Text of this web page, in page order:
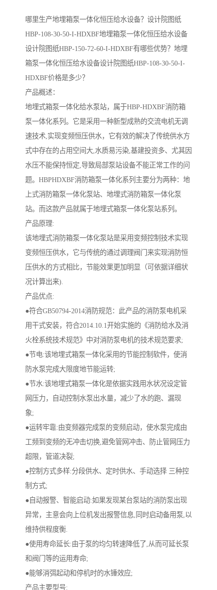
哪里生产地埋箱泵一体化恒压给水设备？设计院图纸
HBP-108-30-50-I-HDXBF地埋箱泵一体化恒压给水设备
设计院图纸HBP-150-72-60-I-HDXBF有哪些优势？地埋
箱泵一体化恒压给水设备设计院图纸HBP-108-30-50-I-
HDXBF价格是多少？
产品概述：
地埋式箱泵一体化给水泵站，属于HBP-HDXBF消防箱
泵一体化系列。它是采用一种新型成熟的交流电机无调
速技术,实现变频恒压供水，它有效的解决了传统供水方
式中存在的占用空间大,水质易污染,基建投资多、尤其因
水压不能保持恒定,导致局部泵站设备不能正常工作的问
题。HBPHDXBF消防箱泵一体化系列主要分为两种：地
上式消防箱泵一体化泵站、地埋式消防箱泵一体化泵
站。而这款产品就属于地埋式箱泵一体化泵站系列。
产品原理:
该地埋式消防箱泵一体化泵站是采用变频控制技术实现
变频恒压供水，它与传统的通过调理阀门来实现消防恒
压供水的方式相比，节能效果更加明显（可依据详细状
况计算出来).
产品优点:
●符合GB50794-2014消防规范：此产品的消防泵电机采
用干式安装，符合2014.10.1开始实施的《消防给水及消
火栓系统技术规范》中对消防泵电机的技术规范要求;
●节电:该地埋式箱泵一体化采用的节能控制软件，使消
防水泵完成大限度地节能运转;
●节水:该地埋式箱泵一体化是依据实践用水状况设定管
网压力，自动控制水泵出水量，减少了水的跑、漏现
象;
●运转牢靠:由变频器完成泵的变频启动，使水泵完成由
工频到变频的无冲击切换,避免管网冲击、防止管网压力
超限，管道决裂;
●控制方式多样:分段供水、定时供水、手动选择 三种控
制方式;
●自动报警、智能启动:如果发现某台泵站的消防泵出现
异常，主意会向上位机发出报警信息,同时启动备用泵,以
维持供程度衡.
●使用寿命延长:由于泵的均匀转速降低了,从而可延长泵
和阀门等的运用寿命;
●能够消弭起动和停机时的水锤效应;
产品主要型号: